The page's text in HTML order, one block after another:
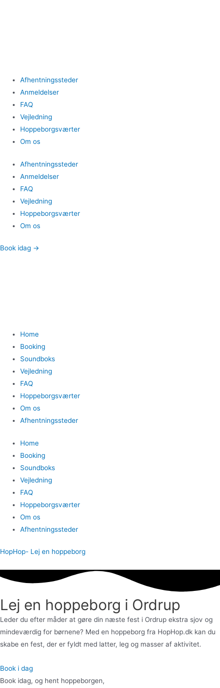
Afhentningssteder
Anmeldelser
FAQ
Vejledning
Hoppeborgsværter
Om os
Afhentningssteder
Anmeldelser
FAQ
Vejledning
Hoppeborgsværter
Om os
Book idag →
Home
Booking
Soundboks
Vejledning
FAQ
Hoppeborgsværter
Om os
Afhentningssteder
Home
Booking
Soundboks
Vejledning
FAQ
Hoppeborgsværter
Om os
Afhentningssteder
HopHop- Lej en hoppeborg
Lej en hoppeborg i Ordrup
Leder du efter måder at gøre din næste fest i Ordrup ekstra sjov og
mindeværdig for børnene? Med en hoppeborg fra HopHop.dk kan du
skabe en fest, der er fyldt med latter, leg og masser af aktivitet.
Book i dag
Book idag, og hent hoppeborgen,